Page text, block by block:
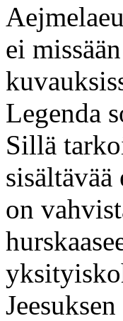
ei
Legenda
Sillä
on